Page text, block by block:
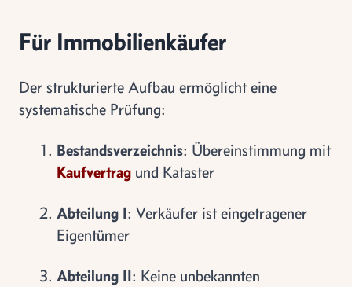
Für Immobilienkäufer
Der strukturierte Aufbau ermöglicht eine
systematische Prüfung:
Bestandsverzeichnis: Übereinstimmung mit
Kaufvertrag und Kataster
Abteilung I: Verkäufer ist eingetragener
Eigentümer
Abteilung II: Keine unbekannten